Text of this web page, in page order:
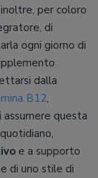
per coloro
di
ogni giorno di
dalla
B12,
assumere questa
quotidiano,
e a supporto
di uno stile di